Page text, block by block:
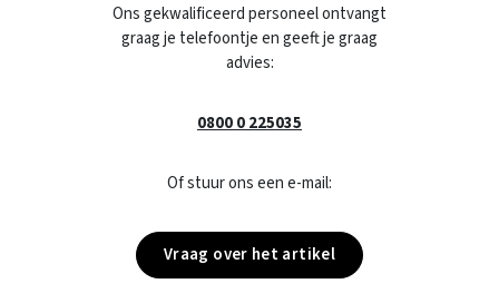
Ons gekwalificeerd personeel ontvangt
graag je telefoontje en geeft je graag
advies:
0800 0 225035
Of stuur ons een e-mail:
Vraag over het artikel